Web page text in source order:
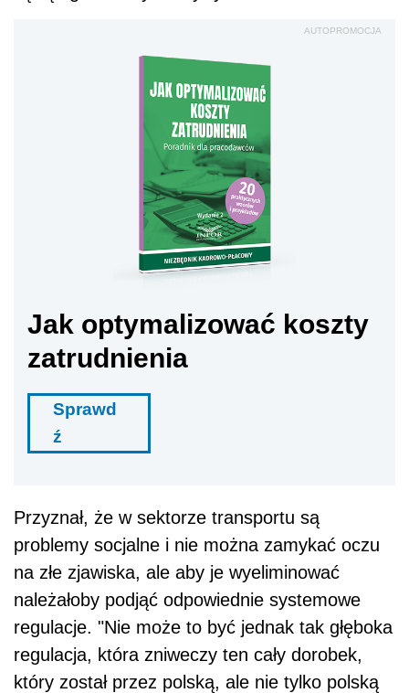
AUTOPROMOCJA
Jak optymalizować koszty
zatrudnienia
Sprawd
ź
Przyznał, że w sektorze transportu są
problemy socjalne i nie można zamykać oczu
na złe zjawiska, ale aby je wyeliminować
należałoby podjąć odpowiednie systemowe
regulacje. "Nie może to być jednak tak głęboka
regulacja, która zniweczy ten cały dorobek,
który został przez polską, ale nie tylko polską